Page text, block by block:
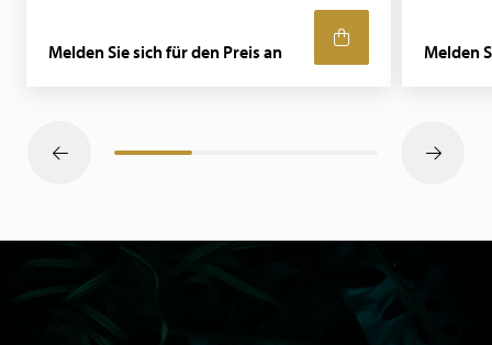
Melden Sie sich für den Preis an Melden